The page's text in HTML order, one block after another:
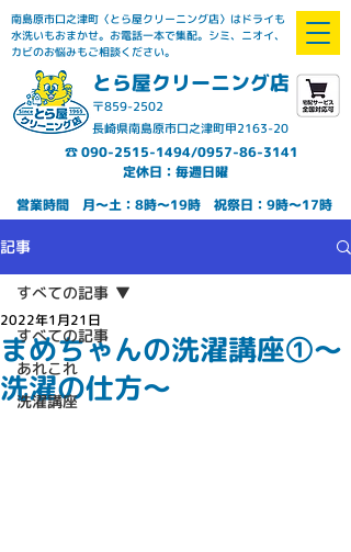
南島原市口之津町〈とら屋クリーニング店〉はドライも
水洗いもおまかせ。お電話一本で集配。シミ、ニオイ、
カビのお悩みもご相談ください。
とら屋クリーニング店
〒859-2502
☎090-2515-1494/0957-86-3141
長崎県南島原市口之津町甲2163-20
営業時間 月～土：8時～19時 祝祭日：9時～17時
定休日：毎週日曜
記事
すべての記事
あれこれ
洗濯講座
すべての記事
まめちゃんの洗濯講座①～
洗濯の仕方～
2022年1月21日